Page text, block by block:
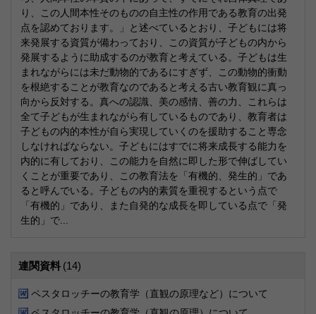
り、この人間本性そのものの自主性の作用である教育の出発
点を認めております。」と述べているとおり、子どもには将
来発展する資質が備わっており、この資質が子どもの内から
発展するように助成するのが教育と考えている。子どもは生
まれながらには未だ動物的であるにすぎず、この動物的衝動
を根絶することが教育なのであると考える古い教育観に真っ
向から反対する。真への認識、美の感情、善の力、これらは
全て子どもが生まれながら有しているものであり、教育者は
子どもの内的本性が自ら実現していくのを援助すること専念
しなければならない。子どもにはすでに将来成長する能力を
内的に有しており、この能力を自然に即した形で伸ばしてい
くことが重要であり、この教育法を「有機的、発生的」であ
ると呼んでいる。子どもの内的素質を重視するという点で
「有機的」であり、また自発的な成長を即している点で「発
生的」で...
連関資料 (14)
ペスタロッチーの教育学（直観の原理など）について